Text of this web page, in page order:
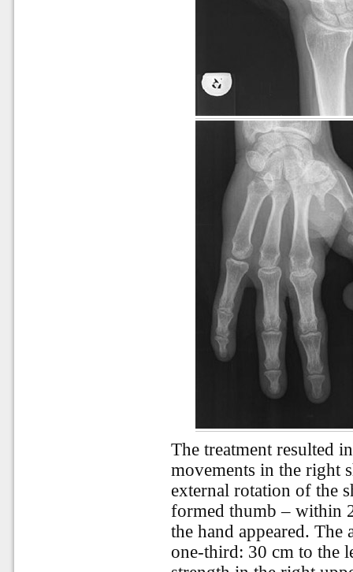
The treatment resulted
movements in the right
external rotation of the
formed thumb – within
the hand appeared.
one-third: 30 cm to the